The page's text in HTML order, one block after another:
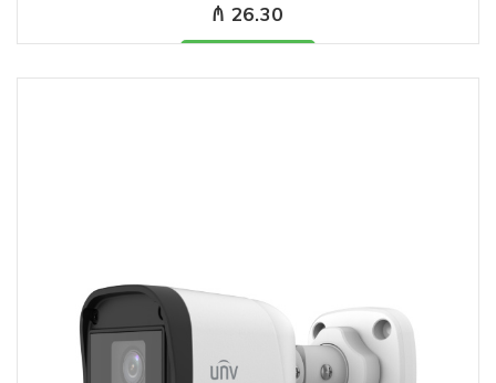
₼ 26.30
Məhsul mövcuddur